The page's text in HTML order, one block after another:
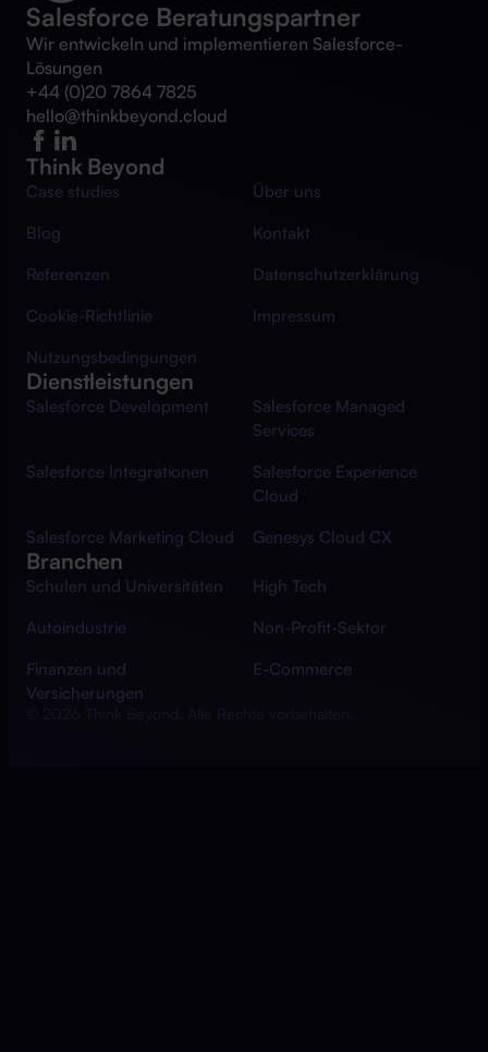
Salesforce Beratungspartner
Wir entwickeln und implementieren Salesforce-
Lösungen
+44 (0)20 7864 7825
hello@thinkbeyond.cloud
Think Beyond
Case studies
Über uns
Blog
Kontakt
Referenzen
Datenschutzerklärung
Cookie-Richtlinie
Impressum
Nutzungsbedingungen
Dienstleistungen
Salesforce Development
Salesforce Managed
Services
Salesforce Integrationen
Salesforce Experience
Cloud
Salesforce Marketing Cloud
Genesys Cloud CX
Branchen
Schulen und Universitäten
High Tech
Autoindustrie
Non-Profit-Sektor
Finanzen und
Versicherungen
E-Commerce